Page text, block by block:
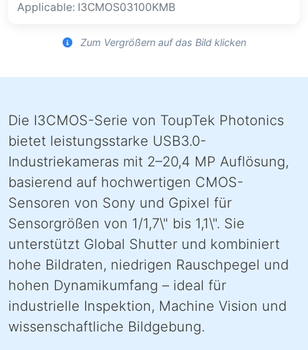
Applicable: I3CMOS03100KMB
Zum Vergrößern auf das Bild klicken
Die I3CMOS-Serie von ToupTek Photonics
bietet leistungsstarke USB3.0-
Industriekameras mit 2–20,4 MP Auflösung,
basierend auf hochwertigen CMOS-
Sensoren von Sony und Gpixel für
Sensorgrößen von 1/1,7\" bis 1,1\". Sie
unterstützt Global Shutter und kombiniert
hohe Bildraten, niedrigen Rauschpegel und
hohen Dynamikumfang – ideal für
industrielle Inspektion, Machine Vision und
wissenschaftliche Bildgebung.